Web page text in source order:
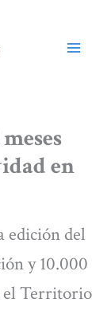
en
edición del
y 10.000
el Territorio